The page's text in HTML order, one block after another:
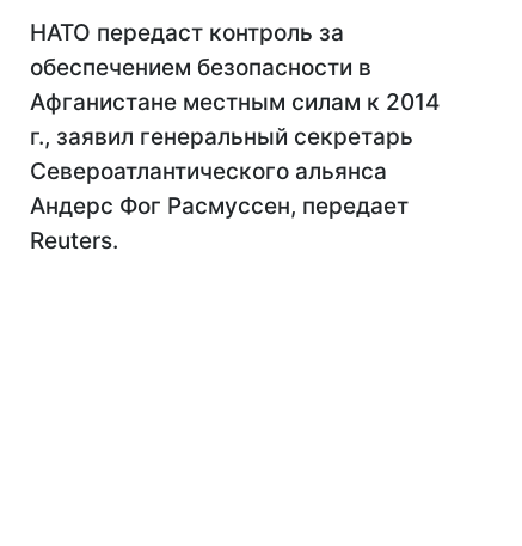
НАТО передаст контроль за
обеспечением безопасности в
Афганистане местным силам к 2014
г., заявил генеральный секретарь
Североатлантического альянса
Андерс Фог Расмуссен, передает
Reuters.